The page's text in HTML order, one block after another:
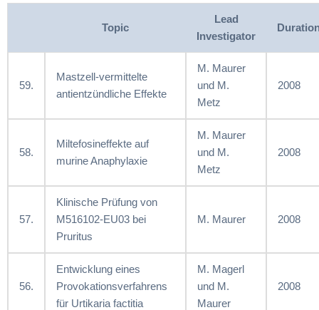
Topic
Lead
Investigator
59.
Mastzell-vermittelte
antientzündliche Effekte
M. Maurer
und M.
Metz
2008
58.
Miltefosineffekte auf
murine Anaphylaxie
M. Maurer
und M.
Metz
2008
57.
Klinische Prüfung von
M516102-EU03 bei
Pruritus
M. Maurer 2008
56.
Entwicklung eines
Provokationsverfahrens
für Urtikaria factitia
M. Magerl
und M.
Maurer
2008